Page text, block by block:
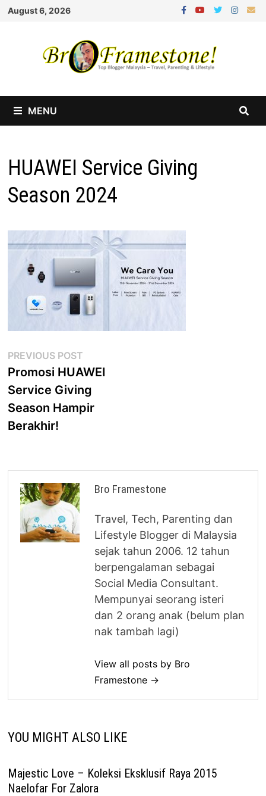
Skip
August 6, 2026
MENU
HUAWEI Service Giving
Season 2024
Post
navigation
PREVIOUS POST
post:
Promosi HUAWEI
Service Giving
Season Hampir
Berakhir!
Bro Framestone
Travel, Tech, Parenting dan
Lifestyle Blogger di Malaysia
sejak tahun 2006. 12 tahun
berpengalaman sebagai
Social Media Consultant.
Mempunyai seorang isteri
dan 2 orang anak (belum plan
nak tambah lagi)
View all posts by Bro
Framestone →
YOU MIGHT ALSO LIKE
Majestic Love – Koleksi Eksklusif Raya 2015
Naelofar For Zalora